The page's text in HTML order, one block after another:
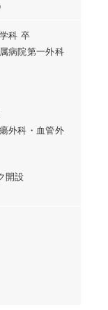
科 卒
病院第一外科
外科・血管外
開設